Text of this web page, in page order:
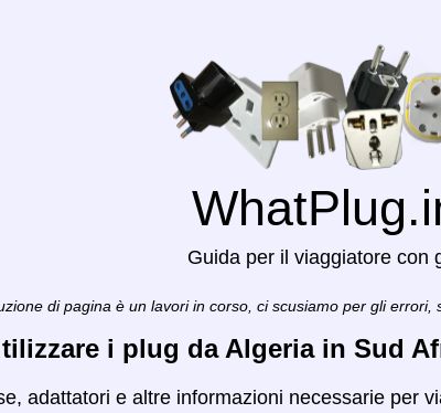
Guida per il viaggiatore con
di pagina è un lavori in corso, ci scusiamo per gli errori,
i plug da Algeria in Sud
adattatori e altre informazioni necessarie per